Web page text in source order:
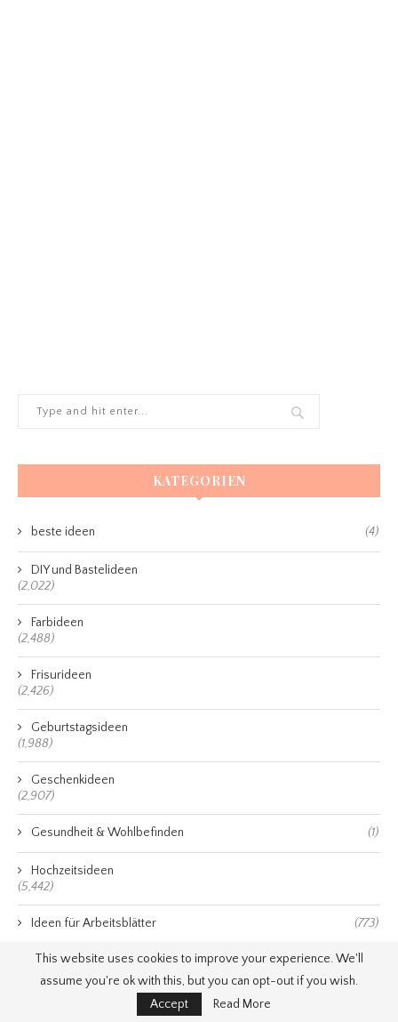
KATEGORIEN
beste ideen (4)
DIY und Bastelideen
(2,022)
Farbideen
(2,488)
Frisurideen
(2,426)
Geburtstagsideen
(1,988)
Geschenkideen
(2,907)
Gesundheit & Wohlbefinden (1)
Hochzeitsideen
(5,442)
Ideen für Arbeitsblätter (773)
Karriere & Selbständigkeit
This website uses cookies to improve your experience. We'll
assume you're ok with this, but you can opt-out if you wish.
Accept
Read More